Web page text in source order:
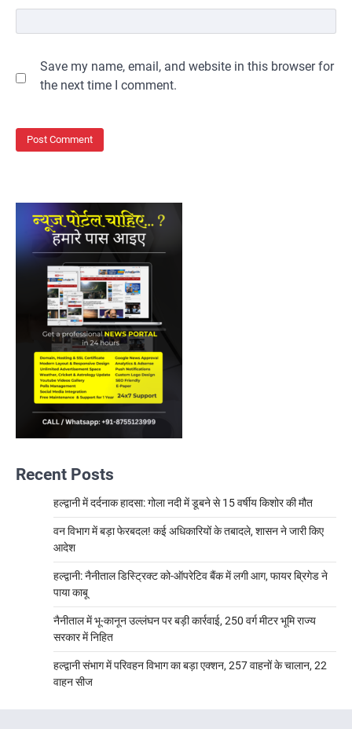
Save my name, email, and website in this browser for
the next time I comment.
Recent Posts
हल्द्वानी में दर्दनाक हादसा: गोला नदी में डूबने से 15 वर्षीय किशोर की मौत
वन विभाग में बड़ा फेरबदल! कई अधिकारियों के तबादले, शासन ने जारी किए
आदेश
हल्द्वानी: नैनीताल डिस्ट्रिक्ट को-ऑपरेटिव बैंक में लगी आग, फायर ब्रिगेड ने
पाया काबू
नैनीताल में भू-कानून उल्लंघन पर बड़ी कार्रवाई, 250 वर्ग मीटर भूमि राज्य
सरकार में निहित
हल्द्वानी संभाग में परिवहन विभाग का बड़ा एक्शन, 257 वाहनों के चालान, 22
वाहन सीज